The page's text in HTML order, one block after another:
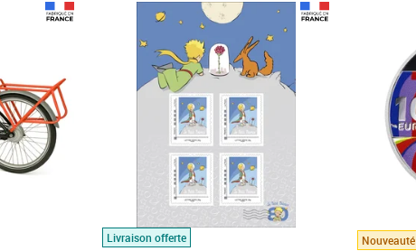
Livraison offerte
Prix 7,50€
Nouveauté